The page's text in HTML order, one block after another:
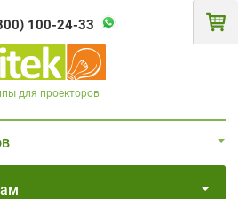
100-24-33
для проекторов